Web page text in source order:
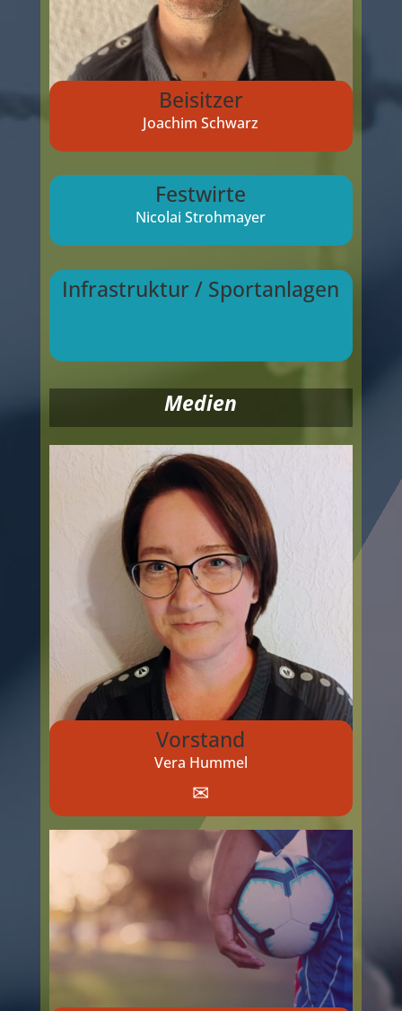
Beisitzer
Joachim Schwarz
Festwirte
Nicolai Strohmayer
Infrastruktur / Sportanlagen
Medien
Vorstand
Vera Hummel
✉